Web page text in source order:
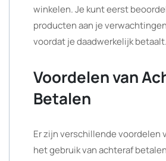
winkelen. Je kunt eerst
producten aan je
voordat je daadwerkelijk betaalt.
Voordelen van
Betalen
Er zijn verschillende voordelen
het gebruik van achteraf